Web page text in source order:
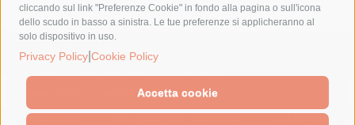
cliccando sul link "Preferenze Cookie" in fondo alla pagina o sull'icona
dello scudo in basso a sinistra. Le tue preferenze si applicheranno al
solo dispositivo in uso.
Privacy Policy Cookie Policy
Accetta cookie
© 2015 SorrentoPress. All rights reserved.
Il giornale online della Penisola Sorrentina
Cookie Policy